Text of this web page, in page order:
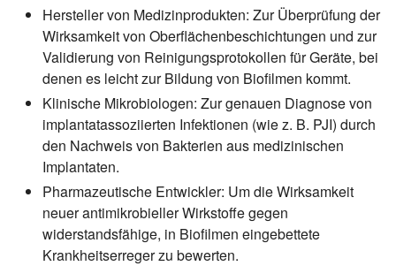
Hersteller von Medizinprodukten: Zur Überprüfung der
Wirksamkeit von Oberflächenbeschichtungen und zur
Validierung von Reinigungsprotokollen für Geräte, bei
denen es leicht zur Bildung von Biofilmen kommt.
Klinische Mikrobiologen: Zur genauen Diagnose von
implantatassoziierten Infektionen (wie z. B. PJI) durch
den Nachweis von Bakterien aus medizinischen
Implantaten.
Pharmazeutische Entwickler: Um die Wirksamkeit
neuer antimikrobieller Wirkstoffe gegen
widerstandsfähige, in Biofilmen eingebettete
Krankheitserreger zu bewerten.